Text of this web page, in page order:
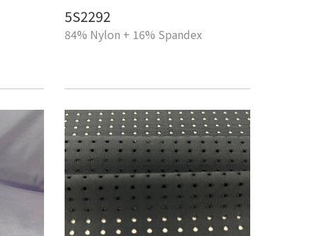
5S2292
84% Nylon + 16% Spandex